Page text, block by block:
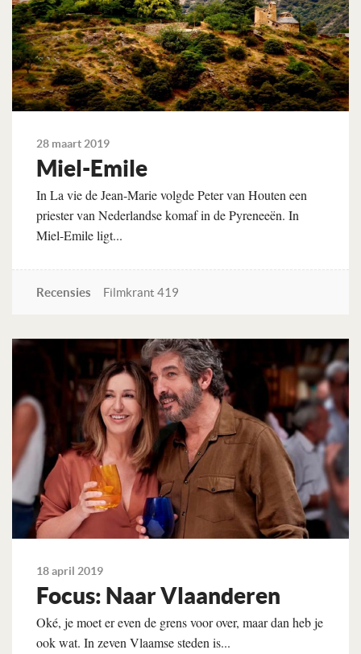
28 maart 2019
Miel-Emile
In La vie de Jean-Marie volgde Peter van Houten een
priester van Nederlandse komaf in de Pyreneeën. In
Miel-Emile ligt...
Recensies Filmkrant 419
Lees verder
18 april 2019
Focus: Naar Vlaanderen
Oké, je moet er even de grens voor over, maar dan heb je
ook wat. In zeven Vlaamse steden is...